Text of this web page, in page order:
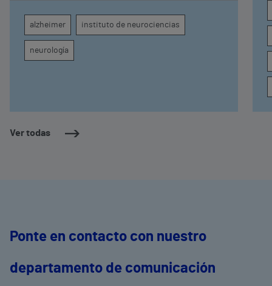
Ver todas
seguimiento clínico de cada paciente
alzheimer instituto de neurociencias
neurología
Ponte en contacto con nuestro
departamento de comunicación